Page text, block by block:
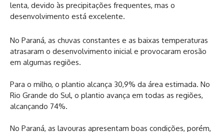
lenta, devido às precipitações frequentes, mas o
desenvolvimento está excelente.
No Paraná, as chuvas constantes e as baixas temperaturas
atrasaram o desenvolvimento inicial e provocaram erosão
em algumas regiões.
Para o milho, o plantio alcança 30,9% da área estimada. No
Rio Grande do Sul, o plantio avança em todas as regiões,
alcançando 74%.
No Paraná, as lavouras apresentam boas condições, porém,